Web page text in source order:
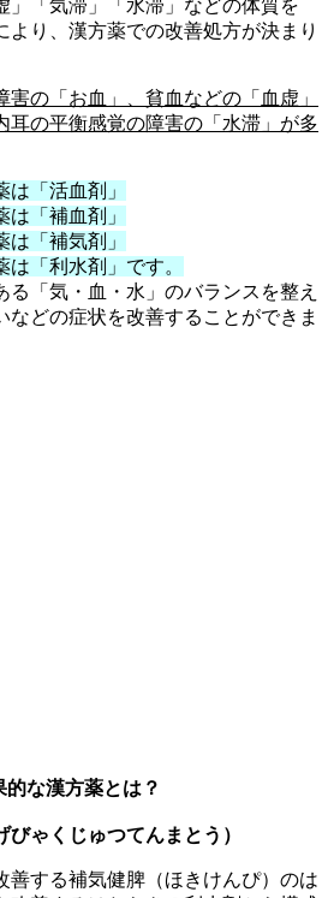
」「気滞」「水滞」などの体質を
より、漢方薬での改善処方が決まり
の「お血」、貧血などの「血虚」
耳の平衡感覚の障害の「水滞」が多
は「活血剤」
は「補血剤」
は「補気剤」
は「利水剤」です。
る「気・血・水」のバランスを整え
などの症状を改善することができま
な漢方薬とは？
ゃくじゅつてんまとう）
善する補気健脾（ほきけんぴ）のは